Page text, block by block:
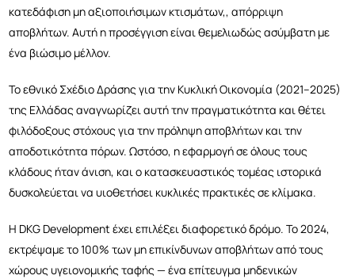
κατεδάφιση μη αξιοποιήσιμων κτισμάτων,, απόρριψη
αποβλήτων. Αυτή η προσέγγιση είναι θεμελιωδώς ασύμβατη με
ένα βιώσιμο μέλλον.
Το εθνικό Σχέδιο Δράσης για την Κυκλική Οικονομία (2021–2025)
της Ελλάδας αναγνωρίζει αυτή την πραγματικότητα και θέτει
φιλόδοξους στόχους για την πρόληψη αποβλήτων και την
αποδοτικότητα πόρων. Ωστόσο, η εφαρμογή σε όλους τους
κλάδους ήταν άνιση, και ο κατασκευαστικός τομέας ιστορικά
δυσκολεύεται να υιοθετήσει κυκλικές πρακτικές σε κλίμακα.
Η DKG Development έχει επιλέξει διαφορετικό δρόμο. Το 2024,
εκτρέψαμε το 100% των μη επικίνδυνων αποβλήτων από τους
χώρους υγειονομικής ταφής — ένα επίτευγμα μηδενικών